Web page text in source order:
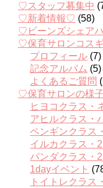
♡スタッフ募集中
♡新着情報♡ (58)
♡ビーンズシェア
♡保育サロンコス
プロフィール (7)
記念アルバム (5)
よくあるご質問
♡保育サロンの様子
ヒヨコクラス・
アヒルクラス・
ペンギンクラス
イルカクラス・
パンダクラス・
1dayイベント
トイトレクラス